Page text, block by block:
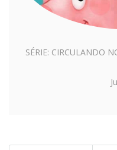
SÉRIE: CIRCULANDO